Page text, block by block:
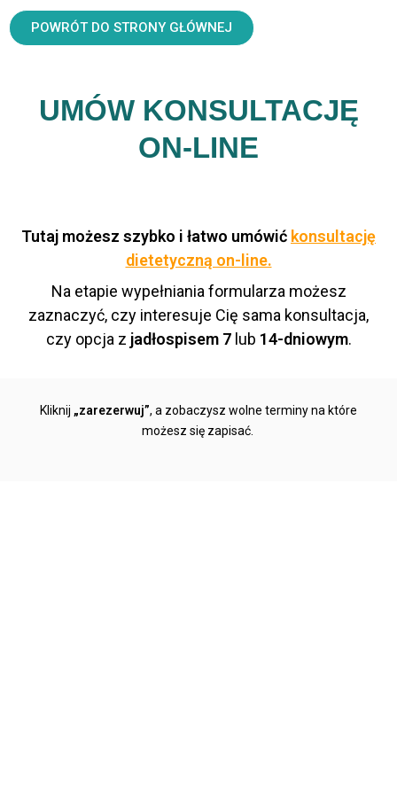
POWRÓT DO STRONY GŁÓWNEJ
UMÓW KONSULTACJĘ
ON-LINE
Tutaj możesz szybko i łatwo umówić konsultację
dietetyczną on-line.
Na etapie wypełniania formularza możesz
zaznaczyć, czy interesuje Cię sama konsultacja,
czy opcja z jadłospisem 7lub 14-dniowym.
Kliknij „zarezerwuj”, a zobaczysz wolne terminy na które
możesz się zapisać.